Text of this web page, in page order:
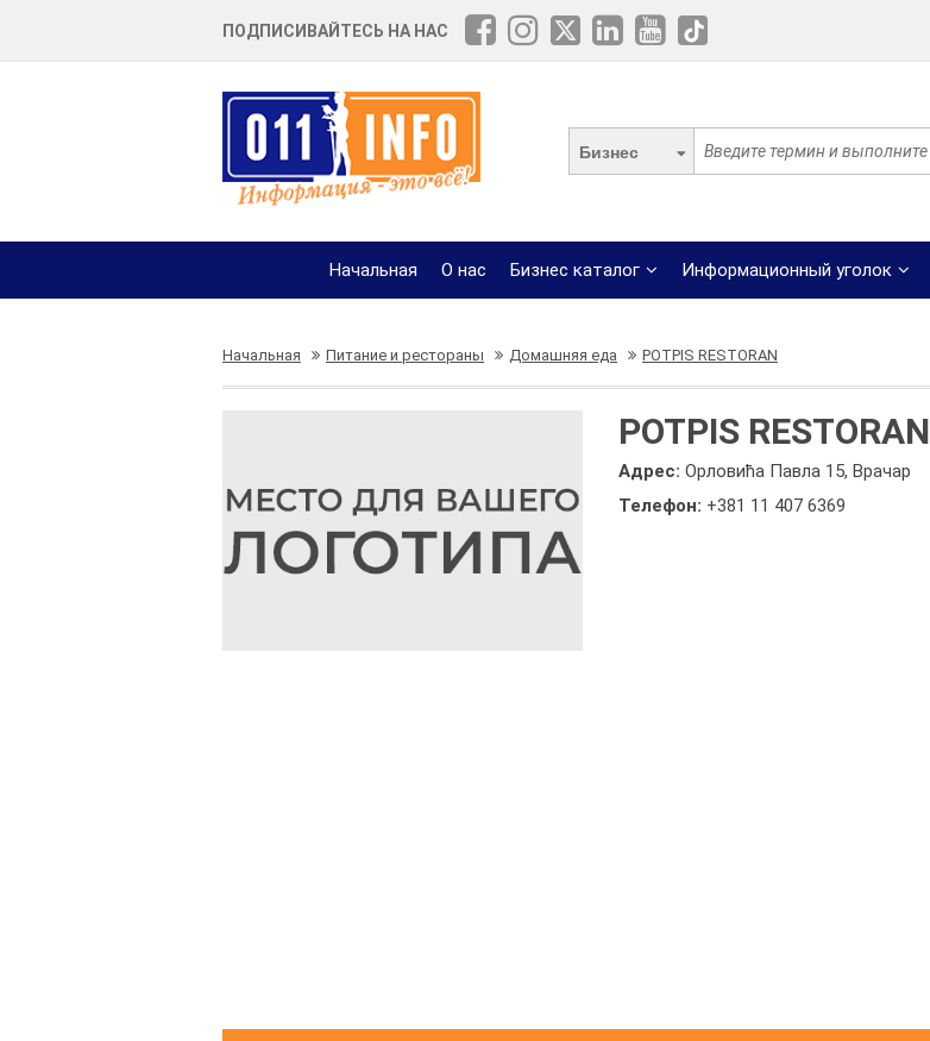
ПОДПИСИВАЙТЕСЬ НА НАС
Бизнес
Начальная О нас Бизнес каталог Информационный уголок
Начальная Питание и рестораны Домашняя еда POTPIS RESTORAN
POTPIS RESTORAN
Адрес:Орловића Павла 15, Врачар
Телефон: +381 11 407 6369